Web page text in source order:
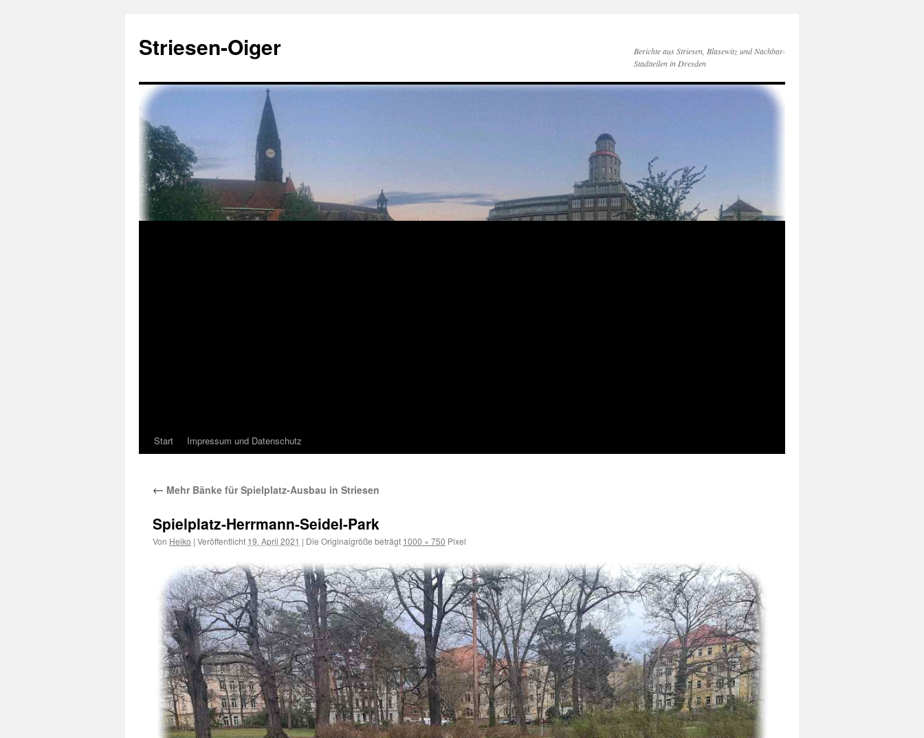
springen
Striesen-Oiger
Berichte aus Striesen, Blasewitz und Nachbar-
Stadtteilen in Dresden
Start Impressum und Datenschutz
← Mehr Bänke für Spielplatz-Ausbau in Striesen
Spielplatz-Herrmann-Seidel-Park
Von Heiko | Veröffentlicht 19. April 2021 | Die Originalgröße beträgt 1000 × 750 Pixel